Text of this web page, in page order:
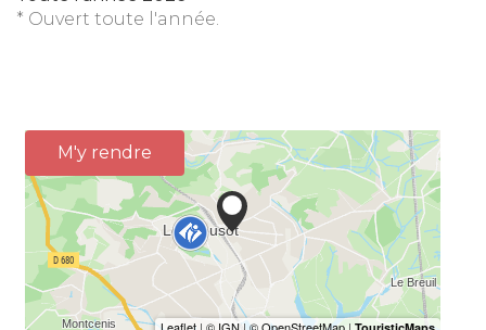
* Ouvert toute l'année.
M'y rendre